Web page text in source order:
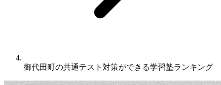
御代田町の共通テスト対策ができる学習塾ランキング